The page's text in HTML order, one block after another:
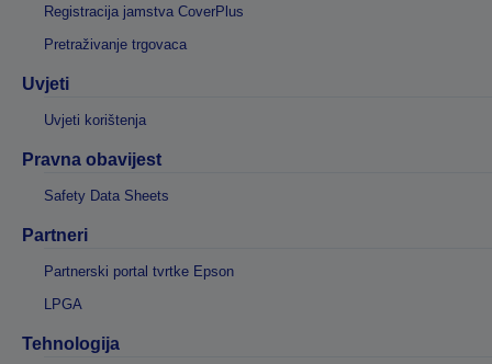
Registracija jamstva CoverPlus
Pretraživanje trgovaca
Uvjeti
Uvjeti korištenja
Pravna obavijest
Safety Data Sheets
Partneri
Partnerski portal tvrtke Epson
LPGA
Tehnologija